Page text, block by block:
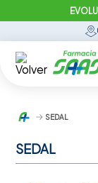
SEDAL
SEDAL